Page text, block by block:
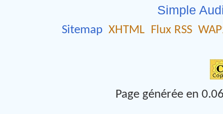
Simple
Sitemap XHTML Flux RSS
Page générée en